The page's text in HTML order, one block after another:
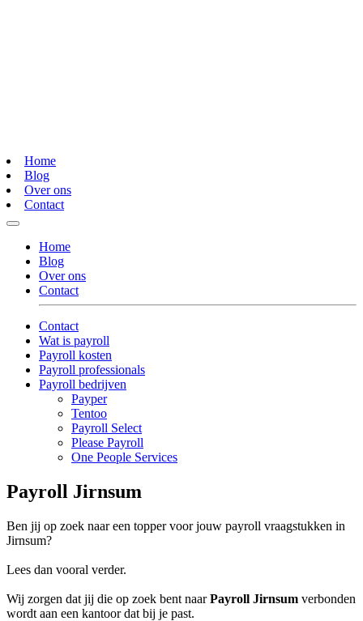
Home
Blog
Over ons
Contact
Home
Blog
Over ons
Contact
Contact
Wat is payroll
Payroll kosten
Payroll professionals
Payroll bedrijven
Payper
Tentoo
Payroll Select
Please Payroll
One People Services
Payroll Jirnsum
Ben jij op zoek naar een topper voor jouw payroll vraagstukken in
Jirnsum?
Lees dan vooral verder.
Wij zorgen dat jij die op zoek bent naarPayroll Jirnsum verbonden
wordt aan een kantoor dat bij je past.